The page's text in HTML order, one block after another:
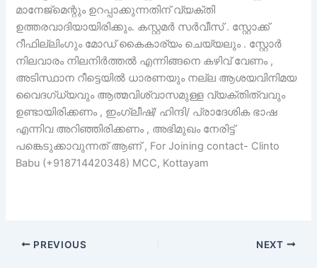
മാനേജ്മെന്റും ഉറപ്പാക്കുന്നതിന് വ്യക്തി
ഉത്തരവാദിയായിരിക്കും. കസ്റ്റമർ സർവീസ് . സ്റ്റോക്ക്
റീഫില്ലിംഗും മോഡ് കൈകാര്യം ചെയ്യലും . സ്റ്റോർ
നിലവാരം നിലനിർത്തൽ എന്നിങ്ങനെ കഴിവ് വേണം ,
അടിസ്ഥാന റീട്ടെയിൽ ധാരണയും നല്ല ആശയവിനിമയ
വൈദഗ്ധ്യവും ആത്മവിശ്വാസമുള്ള വ്യക്തിത്വവും
ഉണ്ടായിരിക്കണം , ഇംഗ്ലീഷ്/ ഹിന്ദി/ പ്രാദേശിക ഭാഷ
എന്നിവ അറിഞ്ഞിരിക്കണം , അഭിമുഖം നേരിട്ട്
പങ്കെടുക്കാവുന്നത് ആണ് , For Joining contact- Clinto
Babu (+918714420348) MCC, Kottayam
PREVIOUS NEXT